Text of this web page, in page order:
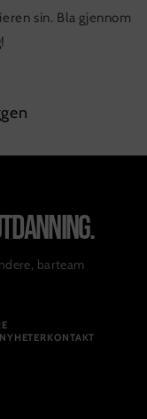
sin. Bla gjennom
barteam
NYHETERKONTAKT